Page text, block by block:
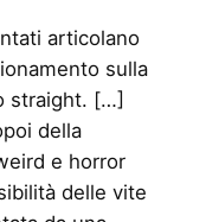
articolano
sulla
straight. […]
della
e horror
delle vite